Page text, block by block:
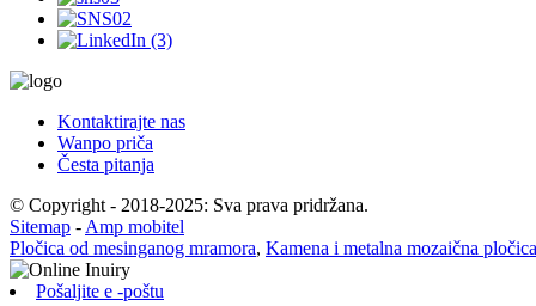
Kontaktirajte nas
Wanpo priča
Česta pitanja
© Copyright - 2018-2025: Sva prava pridržana.
Sitemap -Amp mobitel
Pločica od mesinganog mramora, Kamena i metalna mozaična pločica
Pošaljite e -poštu